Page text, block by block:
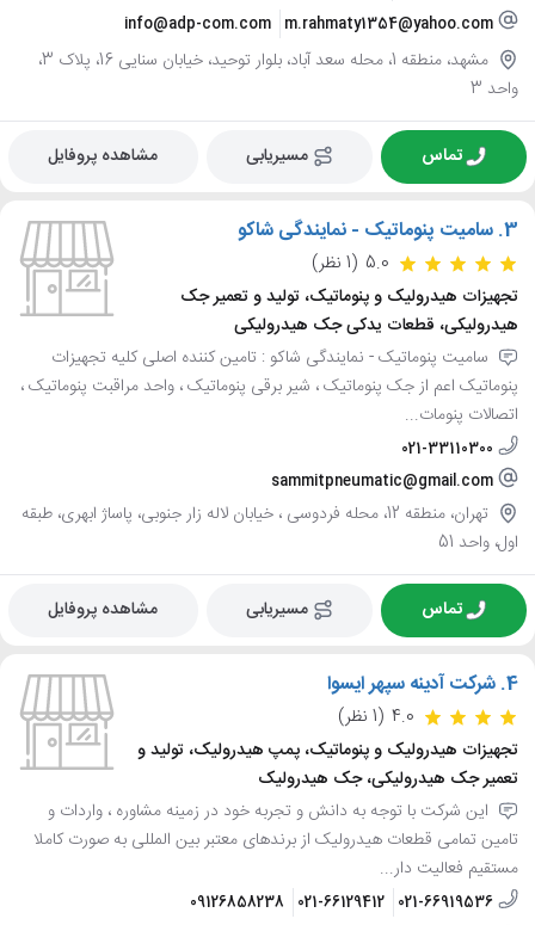
m.rahmaty1354@yahoo.com
info@adp-com.com
مشهد، منطقه 1، محله سعد آباد، بلوار توحید، خیابان سنایی 16، پلاک 3،
واحد 3
تماس مسیریابی مشاهده پروفایل
3. سامیت پنوماتیک - نمایندگی شاکو
5.0 (1 نظر)
تجهیزات هیدرولیک و پنوماتیک، تولید و تعمیر جک
هیدرولیکی، قطعات یدکی جک هیدرولیکی
سامیت پنوماتیک - نمایندگی شاکو : تامین کننده اصلی کلیه تجهیزات
پنوماتیک اعم از جک پنوماتیک ، شیر برقی پنوماتیک ، واحد مراقبت پنوماتیک ،
اتصالات پنومات...
021-33110300
sammitpneumatic@gmail.com
تهران، منطقه 12، محله فردوسی ، خیابان لاله زار جنوبی، پاساژ ابهری، طبقه
اول، واحد 51
تماس مسیریابی مشاهده پروفایل
4. شرکت آدینه سپهر ایسوا
4.0 (1 نظر)
تجهیزات هیدرولیک و پنوماتیک، پمپ هیدرولیک، تولید و
تعمیر جک هیدرولیکی، جک هیدرولیک
این شرکت با توجه به دانش و تجربه خود در زمینه مشاوره ، واردات و
تامین تمامی قطعات هیدرولیک از برندهای معتبر بین المللی به صورت کاملا
مستقیم فعالیت دار...
021-66919536
021-66129412
09126858238